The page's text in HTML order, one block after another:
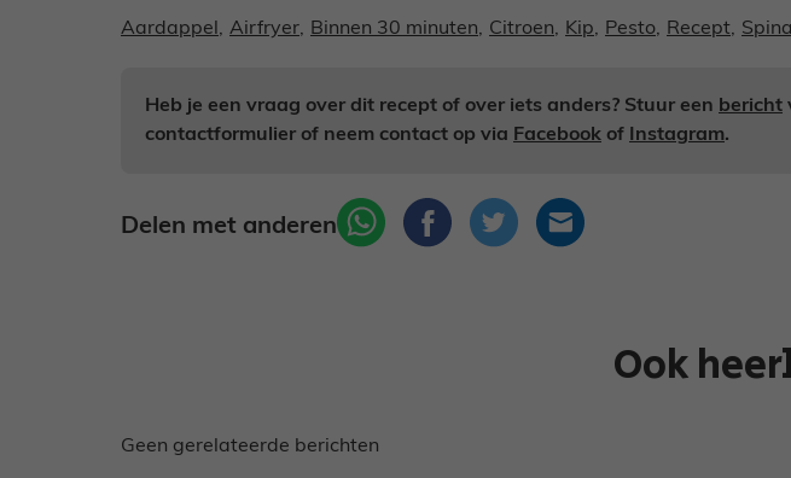
Aardappel , Airfryer, Binnen 30 minuten, Citroen, Kip, Pesto, Recept,
Heb je een vraag over dit recept of over iets anders? Stuur een bericht
contactformulier of neem contact op via Facebook of Instagram.
Delen met anderen
Ook
Geen gerelateerde berichten